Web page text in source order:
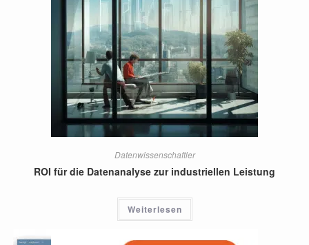
Datenwissenschaftler
ROI für die Datenanalyse zur industriellen Leistung
Weiterlesen